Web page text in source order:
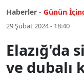
Haberler - Günün
29 Şubat 2024 - 18:40
Elazığ'da
ve dubalı